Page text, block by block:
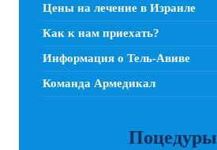
Цены на лечение в Израиле
Как к нам приехать?
Информация о Тель-Авиве
Команда Армедикал
Поцедуры